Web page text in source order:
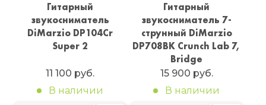
Гитарный
звукосниматель
DiMarzio DP104Cr
Super 2
11 100 руб.
В наличии
Гитарный
звукосниматель 7-
струнный DiMarzio
DP708BK Crunch Lab 7,
Bridge
15 900 руб.
В наличии